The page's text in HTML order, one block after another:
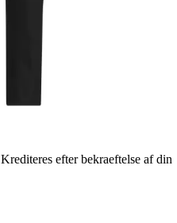
Krediteres efter bekraeftelse af din